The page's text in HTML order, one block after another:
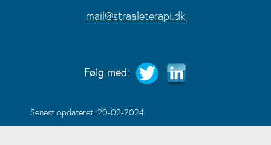
mail@straaleterapi.dk
Følg med:
Senest opdateret: 20-02-2024